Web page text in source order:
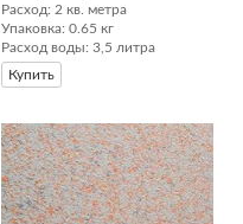
Расход: 2 кв. метра
Упаковка: 0.65 кг
Расход воды: 3,5 литра
Купить